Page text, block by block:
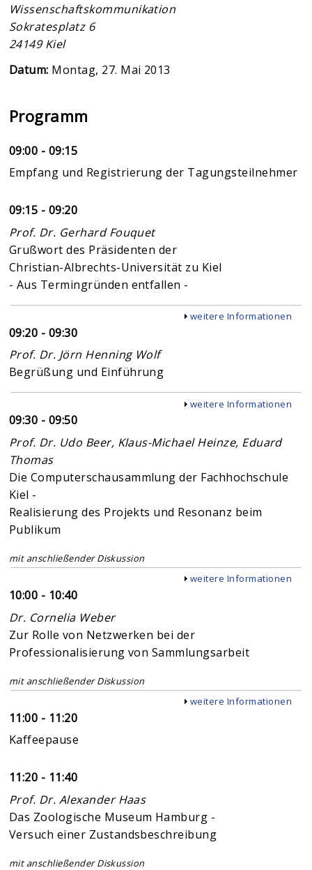
Wissenschaftskommunikation
Sokratesplatz 6
24149 Kiel
Datum: Montag, 27. Mai 2013
Programm
09:00 - 09:15
Empfang und Registrierung der Tagungsteilnehmer
09:15 - 09:20
Prof. Dr. Gerhard Fouquet
Grußwort des Präsidenten der
Christian-Albrechts-Universität zu Kiel
- Aus Termingründen entfallen -
Anzeigen
weitere Informationen
09:20 - 09:30
Prof. Dr. Jörn Henning Wolf
Begrüßung und Einführung
Anzeigen
weitere Informationen
09:30 - 09:50
Prof. Dr. Udo Beer, Klaus-Michael Heinze, Eduard
Thomas
Die Computerschausammlung der Fachhochschule
Kiel -
Realisierung des Projekts und Resonanz beim
Publikum
mit anschließender Diskussion
Anzeigen
weitere Informationen
10:00 - 10:40
Dr. Cornelia Weber
Zur Rolle von Netzwerken bei der
Professionalisierung von Sammlungsarbeit
mit anschließender Diskussion
Anzeigen
weitere Informationen
11:00 - 11:20
Kaffeepause
11:20 - 11:40
Prof. Dr. Alexander Haas
Das Zoologische Museum Hamburg -
Versuch einer Zustandsbeschreibung
mit anschließender Diskussion